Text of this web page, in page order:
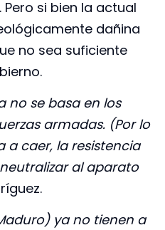
si bien la actual
dañina
no sea suficiente
no se basa en los
armadas. (Por lo
a caer, la resistencia
al aparato
ya no tienen a